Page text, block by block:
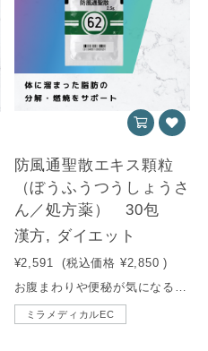
防風通聖散エキス顆粒
（ぼうふうつうしょうさ
ん／処方薬） 30包
漢方, ダイエット
¥2,591 (税込価格 ¥2,850 )
ミラメディカルEC